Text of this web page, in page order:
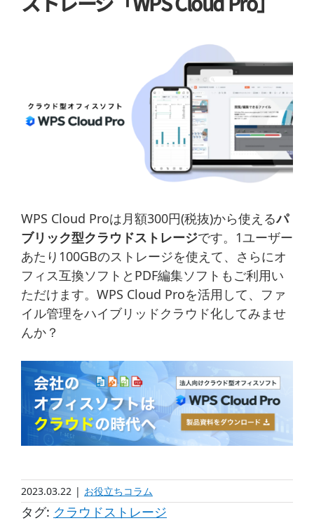
WPS Cloud Proは月額300円(税抜)から使えるパ
ブリック型クラウドストレージです。1ユーザー
あたり100GBのストレージを使えて、さらにオ
フィス互換ソフトとPDF編集ソフトもご利用い
ただけます。WPS Cloud Proを活用して、ファ
イル管理をハイブリッドクラウド化してみませ
んか？
2023.03.22 | お役立ちコラム
タグ: クラウドストレージ